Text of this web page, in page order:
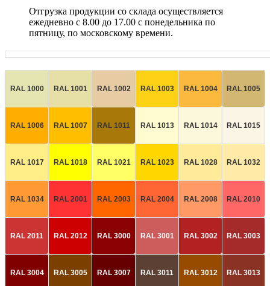
Отгрузка продукции со склада осуществляется
ежедневно с 8.00 до 17.00 с понедельника по
пятницу, по московскому времени.
RAL 1000 RAL 1001 RAL 1002 RAL 1003 RAL 1004 RAL 1005
RAL 1006 RAL 1007 RAL 1011 RAL 1013 RAL 1014 RAL 1015
RAL 1017 RAL 1018 RAL 1021 RAL 1023 RAL 1028 RAL 1032
RAL 1034 RAL 2001 RAL 2003 RAL 2004 RAL 2008 RAL 2010
RAL 2011 RAL 2012 RAL 3000 RAL 3001 RAL 3002 RAL 3003
RAL 3004 RAL 3005 RAL 3007 RAL 3011 RAL 3012 RAL 3013